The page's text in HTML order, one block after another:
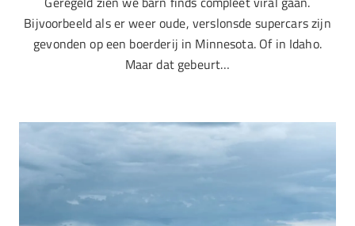
Bijvoorbeeld als er weer oude, verslonsde supercars zijn
gevonden op een boerderij in Minnesota. Of in Idaho.
Maar dat gebeurt…